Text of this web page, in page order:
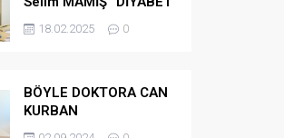
HASTALARININ RİSK
DURUMUNA GÖRE
18.02.2025 0
BÖYLE DOKTORA CAN
KURBAN